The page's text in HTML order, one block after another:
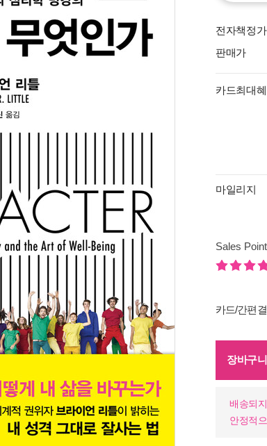
전자책정가
판매가
카드최대
마일리지
Sales
카드/간편
장바구
배송되
안정적